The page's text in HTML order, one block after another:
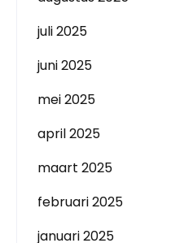
juli 2025
juni 2025
mei 2025
april 2025
maart 2025
februari 2025
januari 2025